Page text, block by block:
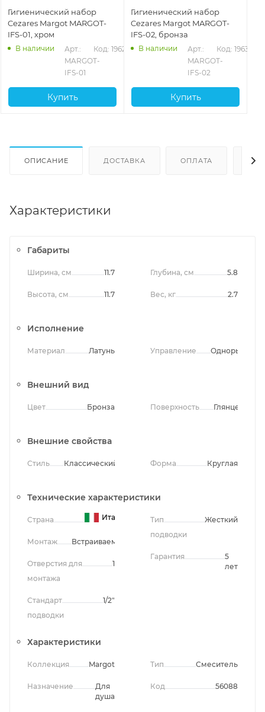
Гигиенический набор
Cezares Margot MARGOT-
IFS-01, хром
В наличии
Арт.:
MARGOT-
IFS-01
Код: 19629
Купить
Гигиенический набор
Cezares Margot MARGOT-
IFS-02, бронза
В наличии
Арт.:
MARGOT-
IFS-02
Код: 19630
Купить
ОПИСАНИЕ ДОСТАВКА ОПЛАТА
Характеристики
Габариты
Ширина, см 11.7
Высота, см 11.7
Глубина, см 5.8
Вес, кг 2.7
Исполнение
Материал Латунь Управление
Внешний вид
Цвет Бронза Поверхность Глянцевая
Внешние свойства
Стиль Классический Форма Круглая
Технические характеристики
Страна Италия
Монтаж Встраиваемый
Отверстия для
монтажа
1
Стандарт
подводки
1/2"
Тип
подводки
Жесткий
Гарантия
5
лет
Характеристики
Коллекция Margot
Назначение
Для
душа
Тип Смеситель
Код 56088